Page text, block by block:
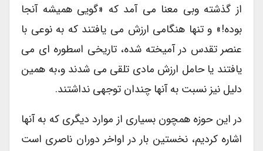
از گذشته وبی معنا می آمد که «گویی همیشه آنجا
بوده!» و تنها هنگامی ارزش می یافتند که به نوعی با
عنصر تقدس در آمیخته شده، تاریخی اسطوره ای می
یافتند یا حامل ارزش مادی تلقی می شدند و،به همین
دلیل نیز نسبت به آنها چندان توجهی نداشتند.
در این حوزه همچون بسیاری از موارد دیگری که به آنها
اشاره کردیم، نخستین بار در اواخر دوران ناصری است